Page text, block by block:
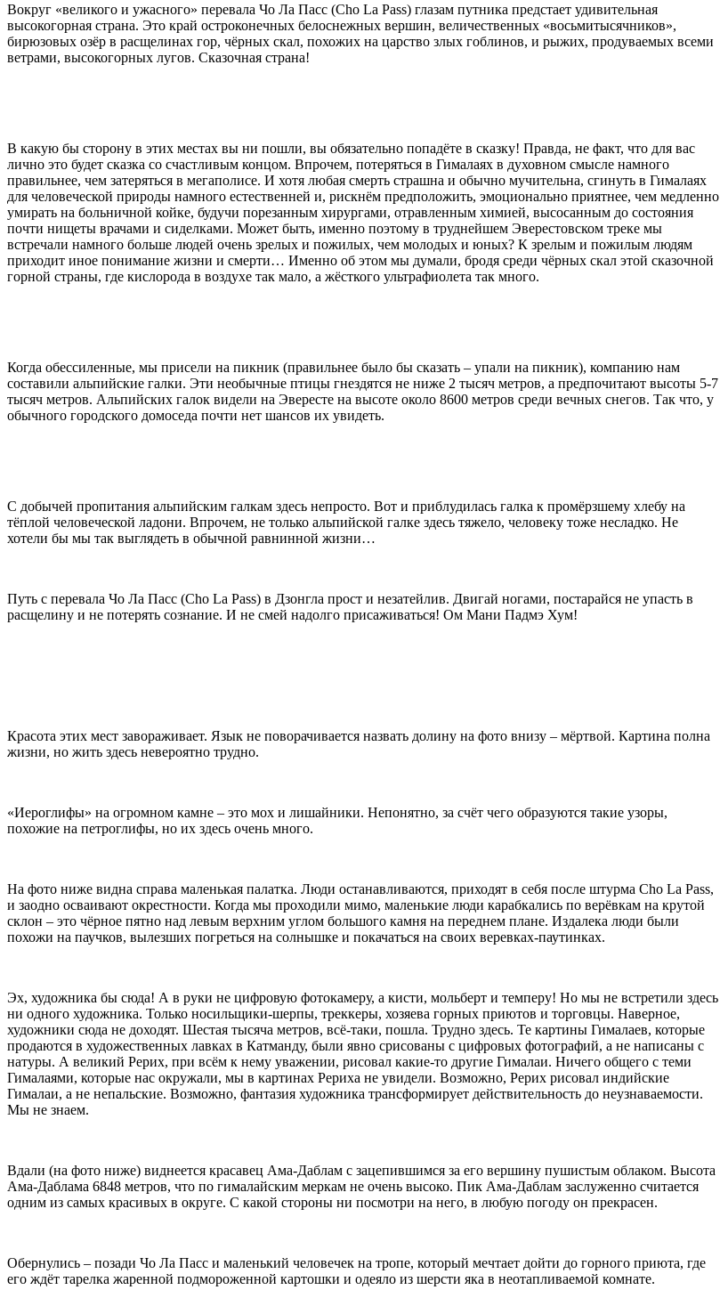
Вокруг «великого и ужасного» перевала Чо Ла Пасс (Cho La Pass) глазам путника предстает удивительная
высокогорная страна. Это край остроконечных белоснежных вершин, величественных «восьмитысячников»,
бирюзовых озёр в расщелинах гор, чёрных скал, похожих на царство злых гоблинов, и рыжих, продуваемых всеми
ветрами, высокогорных лугов. Сказочная страна!
В какую бы сторону в этих местах вы ни пошли, вы обязательно попадёте в сказку! Правда, не факт, что для вас
лично это будет сказка со счастливым концом. Впрочем, потеряться в Гималаях в духовном смысле намного
правильнее, чем затеряться в мегаполисе. И хотя любая смерть страшна и обычно мучительна, сгинуть в Гималаях
для человеческой природы намного естественней и, рискнём предположить, эмоционально приятнее, чем медленно
умирать на больничной койке, будучи порезанным хирургами, отравленным химией, высосанным до состояния
почти нищеты врачами и сиделками. Может быть, именно поэтому в труднейшем Эверестовском треке мы
встречали намного больше людей очень зрелых и пожилых, чем молодых и юных? К зрелым и пожилым людям
приходит иное понимание жизни и смерти… Именно об этом мы думали, бродя среди чёрных скал этой сказочной
горной страны, где кислорода в воздухе так мало, а жёсткого ультрафиолета так много.
Когда обессиленные, мы присели на пикник (правильнее было бы сказать – упали на пикник), компанию нам
составили альпийские галки. Эти необычные птицы гнездятся не ниже 2 тысяч метров, а предпочитают высоты 5-7
тысяч метров. Альпийских галок видели на Эвересте на высоте около 8600 метров среди вечных снегов. Так что, у
обычного городского домоседа почти нет шансов их увидеть.
С добычей пропитания альпийским галкам здесь непросто. Вот и приблудилась галка к промёрзшему хлебу на
тёплой человеческой ладони. Впрочем, не только альпийской галке здесь тяжело, человеку тоже несладко. Не
хотели бы мы так выглядеть в обычной равнинной жизни…
Путь с перевала Чо Ла Пасс (Cho La Pass) в Дзонгла прост и незатейлив. Двигай ногами, постарайся не упасть в
расщелину и не потерять сознание. И не смей надолго присаживаться! Ом Мани Падмэ Хум!
Красота этих мест завораживает. Язык не поворачивается назвать долину на фото внизу – мёртвой. Картина полна
жизни, но жить здесь невероятно трудно.
«Иероглифы» на огромном камне – это мох и лишайники. Непонятно, за счёт чего образуются такие узоры,
похожие на петроглифы, но их здесь очень много.
На фото ниже видна справа маленькая палатка. Люди останавливаются, приходят в себя после штурма Cho La Pass,
и заодно осваивают окрестности. Когда мы проходили мимо, маленькие люди карабкались по верёвкам на крутой
склон – это чёрное пятно над левым верхним углом большого камня на переднем плане. Издалека люди были
похожи на паучков, вылезших погреться на солнышке и покачаться на своих веревках-паутинках.
Эх, художника бы сюда! А в руки не цифровую фотокамеру, а кисти, мольберт и темперу! Но мы не встретили здесь
ни одного художника. Только носильщики-шерпы, треккеры, хозяева горных приютов и торговцы. Наверное,
художники сюда не доходят. Шестая тысяча метров, всё-таки, пошла. Трудно здесь. Те картины Гималаев, которые
продаются в художественных лавках в Катманду, были явно срисованы с цифровых фотографий, а не написаны с
натуры. А великий Рерих, при всём к нему уважении, рисовал какие-то другие Гималаи. Ничего общего с теми
Гималаями, которые нас окружали, мы в картинах Рериха не увидели. Возможно, Рерих рисовал индийские
Гималаи, а не непальские. Возможно, фантазия художника трансформирует действительность до неузнаваемости.
Мы не знаем.
Вдали (на фото ниже) виднеется красавец Ама-Даблам с зацепившимся за его вершину пушистым облаком. Высота
Ама-Даблама 6848 метров, что по гималайским меркам не очень высоко. Пик Ама-Даблам заслуженно считается
одним из самых красивых в округе. С какой стороны ни посмотри на него, в любую погоду он прекрасен.
Обернулись – позади Чо Ла Пасс и маленький человечек на тропе, который мечтает дойти до горного приюта, где
его ждёт тарелка жаренной подмороженной картошки и одеяло из шерсти яка в неотапливаемой комнате.